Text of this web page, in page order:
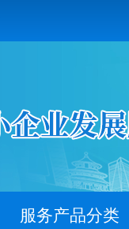
服务产品分类